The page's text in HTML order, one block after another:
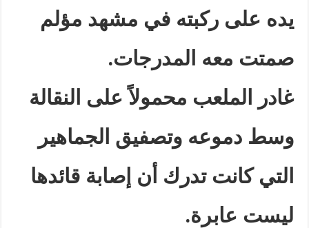
يده على ركبته في مشهد مؤلم
صمتت معه المدرجات.
غادر الملعب محمولاً على النقالة
وسط دموعه وتصفيق الجماهير
التي كانت تدرك أن إصابة قائدها
ليست عابرة.